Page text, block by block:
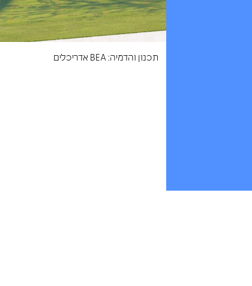
תכנון והדמיה: BEA אדריכלים